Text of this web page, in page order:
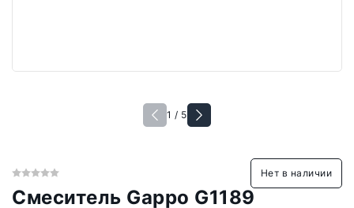
1 / 5
Нет в наличии
Смеситель Gappo G1189